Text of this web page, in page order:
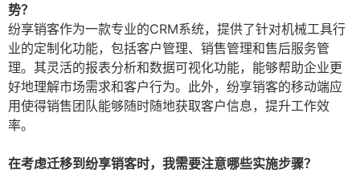
势？
纷享销客作为一款专业的CRM系统，提供了针对机械工具行
业的定制化功能，包括客户管理、销售管理和售后服务管
理。其灵活的报表分析和数据可视化功能，能够帮助企业更
好地理解市场需求和客户行为。此外，纷享销客的移动端应
用使得销售团队能够随时随地获取客户信息，提升工作效
率。
在考虑迁移到纷享销客时，我需要注意哪些实施步骤？